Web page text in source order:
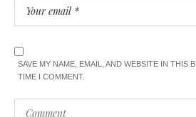
SAVE MY NAME, EMAIL, AND WEBSITE IN THIS
TIME I COMMENT.